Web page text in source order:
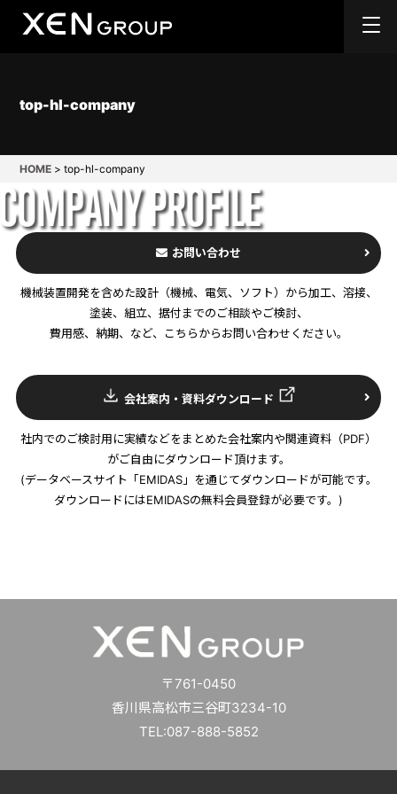
top-hl-company
HOME >top-hl-company
お問い合わせ
機械装置開発を含めた設計（機械、電気、ソフト）から加工、溶接、
塗装、組立、据付までのご相談やご検討、
費用感、納期、など、こちらからお問い合わせください。
会社案内・資料ダウンロード
社内でのご検討用に実績などをまとめた会社案内や関連資料（PDF）
がご自由にダウンロード頂けます。
(データベースサイト「EMIDAS」を通じてダウンロードが可能です。
ダウンロードにはEMIDASの無料会員登録が必要です。)
〒761-0450
香川県高松市三谷町3234-10
TEL:087-888-5852